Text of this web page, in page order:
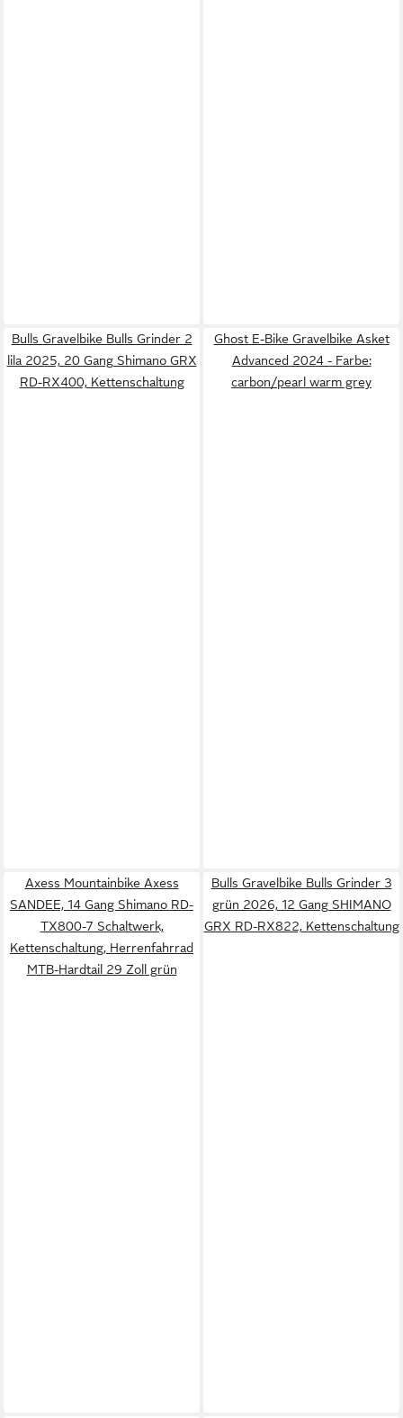
Bulls Gravelbike Bulls Grinder 2
lila 2025, 20 Gang Shimano GRX
RD-RX400, Kettenschaltung
Ghost E-Bike Gravelbike Asket
Advanced 2024 - Farbe:
carbon/pearl warm grey
Axess Mountainbike Axess
SANDEE, 14 Gang Shimano RD-
TX800-7 Schaltwerk,
Kettenschaltung, Herrenfahrrad
MTB-Hardtail 29 Zoll grün
Bulls Gravelbike Bulls Grinder 3
grün 2026, 12 Gang SHIMANO
GRX RD-RX822, Kettenschaltung